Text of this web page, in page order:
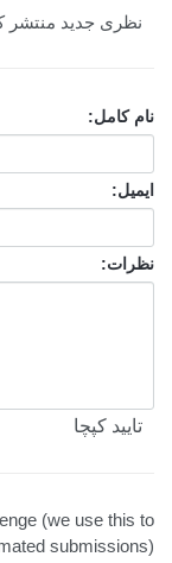
نظری جدید منتشر
نام کامل:
ایمیل:
نظرات:
تایید کپچا
(we use this to
submissions).